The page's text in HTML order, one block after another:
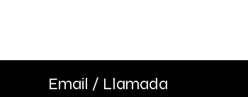
Email / Llamada